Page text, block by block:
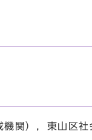
関），東山区社